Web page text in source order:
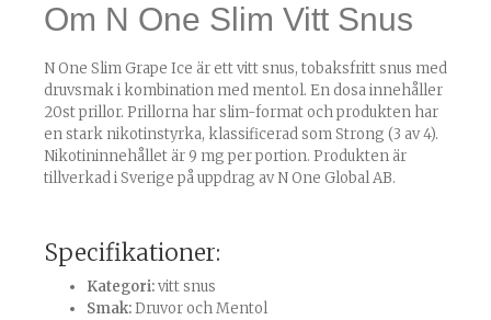
Om N One Slim Vitt Snus
N One Slim Grape Ice är ett vitt snus, tobaksfritt snus med
druvsmak i kombination med mentol. En dosa innehåller
20st prillor. Prillorna har slim-format och produkten har
en stark nikotinstyrka, klassificerad som Strong (3 av 4).
Nikotininnehållet är 9 mg per portion. Produkten är
tillverkad i Sverige på uppdrag av N One Global AB.
Specifikationer:
Kategori:vitt snus
Smak:Druvor och Mentol